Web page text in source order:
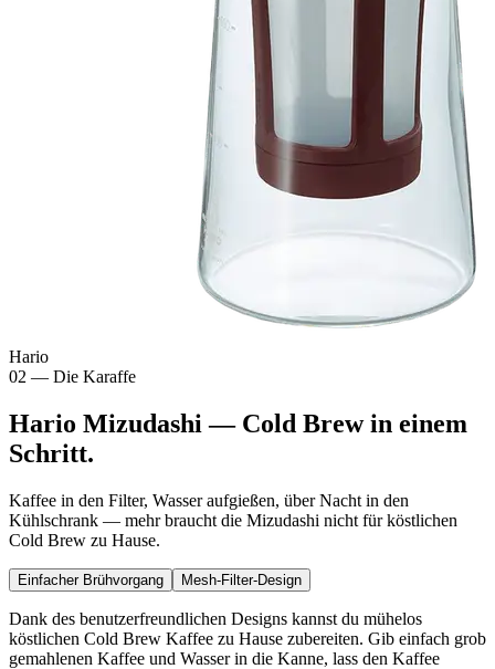
Hario
02 — Die Karaffe
Hario Mizudashi — Cold Brew in einem
Schritt.
Kaffee in den Filter, Wasser aufgießen, über Nacht in den
Kühlschrank — mehr braucht die Mizudashi nicht für köstlichen
Cold Brew zu Hause.
Einfacher Brühvorgang Mesh-Filter-Design
Dank des benutzerfreundlichen Designs kannst du mühelos
köstlichen Cold Brew Kaffee zu Hause zubereiten. Gib einfach grob
gemahlenen Kaffee und Wasser in die Kanne, lass den Kaffee